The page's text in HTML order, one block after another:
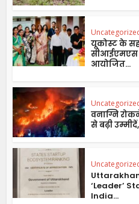
यूकोस्ट के
सीआईएमएस
आयोजित...
वनाग्नि
से बढ़ी
‘Leader’
India...